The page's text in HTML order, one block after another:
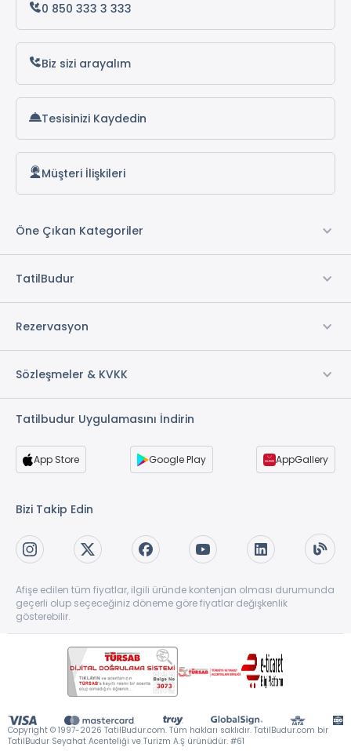
0 850 333 3 333
Biz sizi arayalım
Tesisinizi Kaydedin
Müşteri İlişkileri
Öne Çıkan Kategoriler
TatilBudur
Rezervasyon
Sözleşmeler & KVKK
Tatilbudur Uygulamasını İndirin
App Store Google Play AppGallery
Bizi Takip Edin
Afişe edilen tüm fiyatlar, ilgili üründe kontenjan olması durumunda
geçerli olup seçeceğiniz döneme göre fiyatlar değişkenlik
gösterebilir.
Copyright © 1997-2026 TatilBudur.com. Tüm hakları saklıdır. TatilBudur.com bir
TatilBudur Seyahat Acenteliği ve Turizm A.Ş ürünüdür. #61